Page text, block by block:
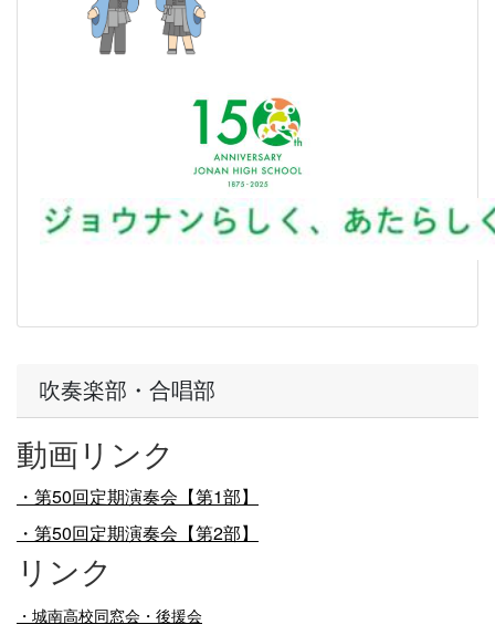
吹奏楽部・合唱部
動画リンク
・第50回定期演奏会【第1部】
・第50回定期演奏会【第2部】
リンク
・ 城南高校同窓会・後援会